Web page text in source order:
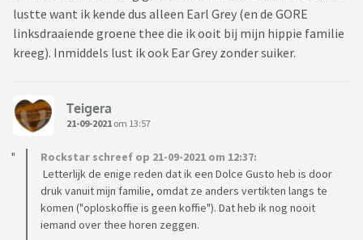
lustte want ik kende dus alleen Earl Grey (en de GORE
linksdraaiende groene thee die ik ooit bij mijn hippie familie
kreeg). Inmiddels lust ik ook Ear Grey zonder suiker.
Teigera
21-09-2021 om 13:57
Rockstar schreef op 21-09-2021 om 12:37:
Letterlijk de enige reden dat ik een Dolce Gusto heb is door
druk vanuit mijn familie, omdat ze anders vertikten langs te
komen ("oploskoffie is geen koffie"). Dat heb ik nog nooit
iemand over thee horen zeggen.